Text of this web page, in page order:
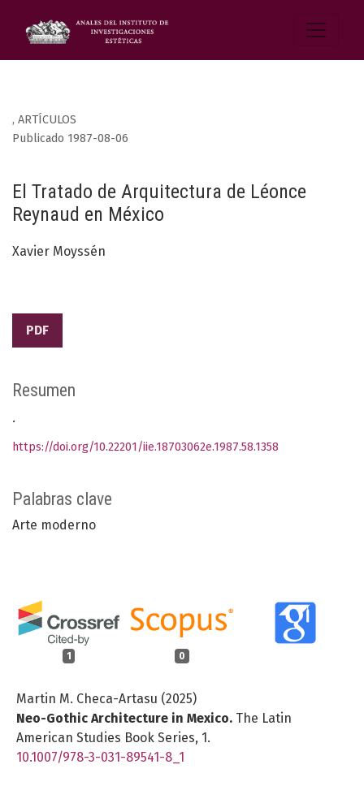
, ARTÍCULOS
El Tratado de Arquitectura de Léonce
Reynaud en México
Publicado 1987-08-06
Xavier Moyssén
PDF
Palabras clave
Arte moderno
1 0
Martin M. Checa-Artasu (2025)
Neo-Gothic Architecture in Mexico. The Latin
American Studies Book Series, 1.
10.1007/978-3-031-89541-8_1
Resumen
.
https://doi.org/10.22201/iie.18703062e.1987.58.1358